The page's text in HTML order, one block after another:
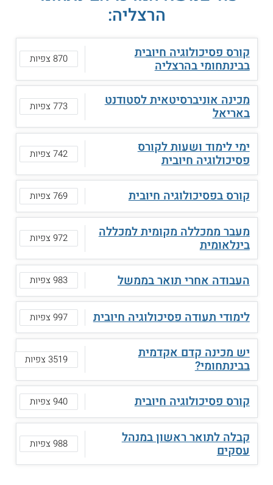
הרצליה:
קורס פסיכולוגיה חיובית
בבינתחומי בהרצליה 870 צפיות
מכינה אוניברסיטאית לסטודנט
באריאל 773 צפיות
ימי לימוד ושעות לקורס
פסיכולוגיה חיובית 742 צפיות
קורס בפסיכולוגיה חיובית 769 צפיות
מעבר ממכללה מקומית למכללה
בינלאומית 972 צפיות
העבודה אחרי תואר בממשל 983 צפיות
לימודי תעודה פסיכולוגיה חיובית 997 צפיות
יש מכינה קדם אקדמית
בבינתחומי? 3519 צפיות
קורס פסיכולוגיה חיובית 940 צפיות
קבלה לתואר ראשון במנהל
עסקים 988 צפיות